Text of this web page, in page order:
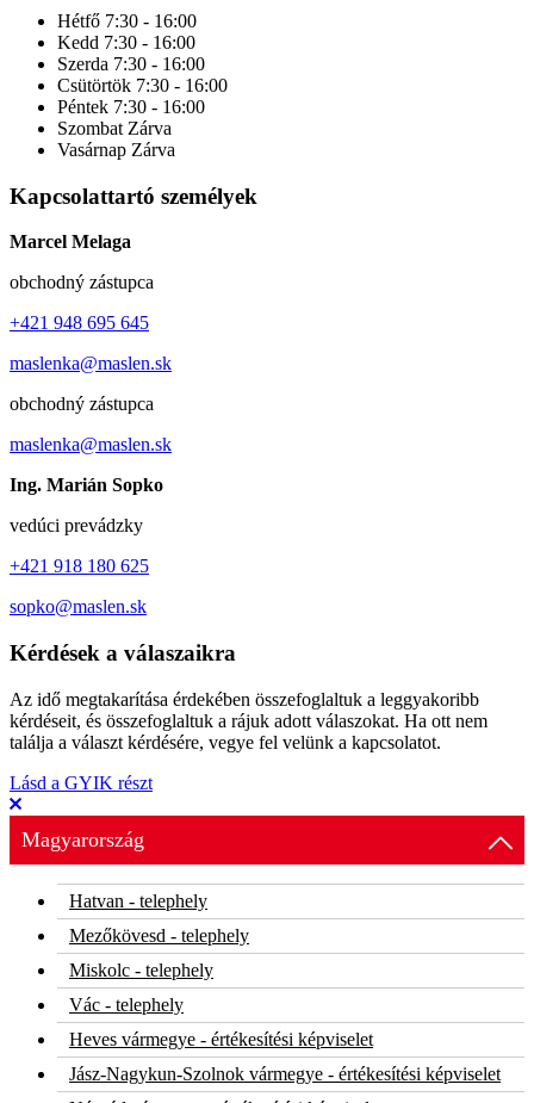
Borsod-Abaúj-Zemplén vármegye - értékesítési képviselet
Čečejovce - értékesítési képviselet
Levice - értékesítési képviselet
Piešťany - értékesítési képviselet
Žarnovica - értékesítési képviselet
Hétfő 7:30 - 16:00
Kedd 7:30 - 16:00
Szerda 7:30 - 16:00
Csütörtök 7:30 - 16:00
Péntek 7:30 - 16:00
Szombat Zárva
Vasárnap Zárva
Kapcsolattartó személyek
Marcel Melaga
obchodný zástupca
+421 948 695 645
maslenka@maslen.sk
obchodný zástupca
maslenka@maslen.sk
Ing. Marián Sopko
vedúci prevádzky
+421 918 180 625
sopko@maslen.sk
Kérdések a válaszaikra
Az idő megtakarítása érdekében összefoglaltuk a leggyakoribb
kérdéseit, és összefoglaltuk a rájuk adott válaszokat. Ha ott nem
találja a választ kérdésére, vegye fel velünk a kapcsolatot.
Lásd a GYIK részt
Magyarország
Hatvan - telephely
Mezőkövesd - telephely
Miskolc - telephely
Vác - telephely
Heves vármegye - értékesítési képviselet
Jász-Nagykun-Szolnok vármegye - értékesítési képviselet